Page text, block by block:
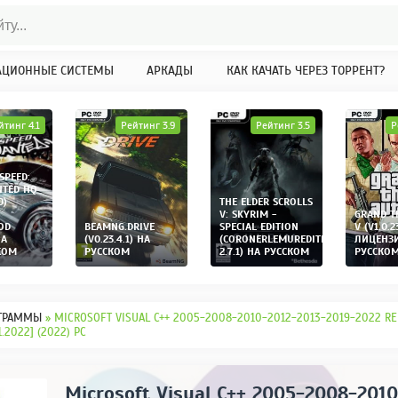
СИСТЕМЫ АРКАДЫ КАК КАЧАТЬ ЧЕРЕЗ ТОРРЕНТ?
HQ
4.1
BEAMNG.DRIVE
(V0.23.4.1) НА
РУССКОМ
Рейтинг 3.9
THE ELDER SCROLLS
V: SKYRIM -
SPECIAL EDITION
(CORONERLEMUREDITION
2.7.1) НА РУССКОМ
Рейтинг 3.5
GRAND
V
» MICROSOFT VISUAL C++ 2005-2008-2010-2012-2013-2019-2022
(2022) PC
Microsoft Visual C++ 2005-2008-